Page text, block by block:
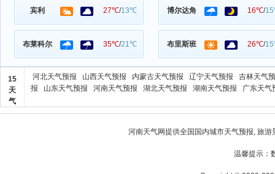
宾利 27℃/13℃ 博尔达角 16℃/
布莱科尔 35℃/21℃ 布里斯班 26℃/
15
天
气
河北天气预报 山西天气预报 内蒙古天气预报 辽宁天气预报
吉林天气
报
山东天气预报 河南天气预报 湖北天气预报 湖南天气预报 广东天气
河南天气网提供全国国内城市天气预报, 旅游
温馨提示：